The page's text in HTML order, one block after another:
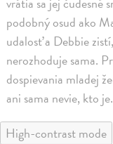
podobný osud ako
udalosť a Debbie
nerozhoduje sama.
dospievania mladej
ani sama nevie, kto je.
High-contrast mode